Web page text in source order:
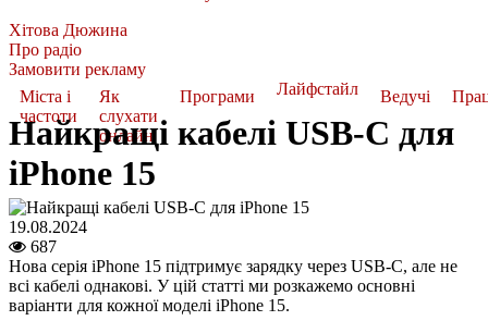
Хітова Дюжина
Про радіо
Замовити рекламу
Міста і
частоти
Як
слухати
онлайн
Програми Лайфстайл Ведучі
Найкращі кабелі USB-C для
iPhone 15
19.08.2024
687
Нова серія iPhone 15 підтримує зарядку через USB-C, але не
всі кабелі однакові. У цій статті ми розкажемо основні
варіанти для кожної моделі iPhone 15.